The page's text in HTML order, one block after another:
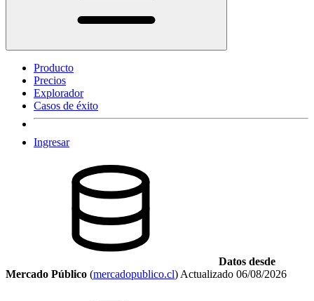
Producto
Precios
Explorador
Casos de éxito
Ingresar
Datos desde
Mercado Público (mercadopublico.cl) Actualizado 06/08/2026